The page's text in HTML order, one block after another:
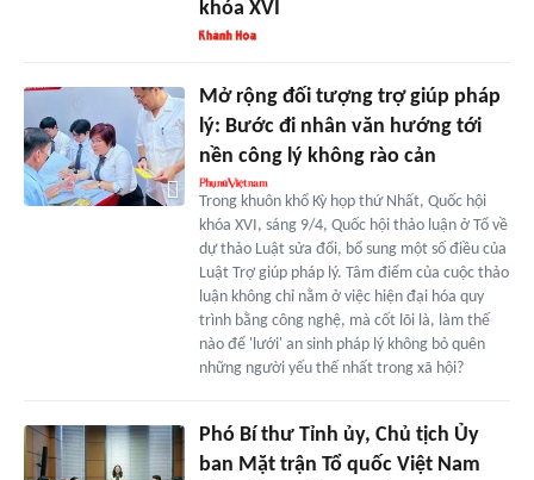
khóa XVI
Mở rộng đối tượng trợ giúp pháp
lý: Bước đi nhân văn hướng tới
nền công lý không rào cản
Trong khuôn khổ Kỳ họp thứ Nhất, Quốc hội
khóa XVI, sáng 9/4, Quốc hội thảo luận ở Tổ về
dự thảo Luật sửa đổi, bổ sung một số điều của
Luật Trợ giúp pháp lý. Tâm điểm của cuộc thảo
luận không chỉ nằm ở việc hiện đại hóa quy
trình bằng công nghệ, mà cốt lõi là, làm thế
nào để 'lưới' an sinh pháp lý không bỏ quên
những người yếu thế nhất trong xã hội?
Phó Bí thư Tỉnh ủy, Chủ tịch Ủy
ban Mặt trận Tổ quốc Việt Nam